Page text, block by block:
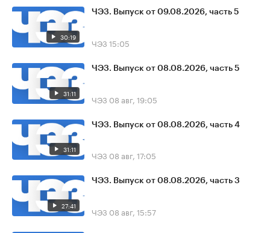
30:19
ЧЭЗ. Выпуск от 09.08.2026, часть 5
ЧЭЗ 15:05
31:11
ЧЭЗ. Выпуск от 08.08.2026, часть 5
ЧЭЗ 08 авг, 19:05
31:11
ЧЭЗ. Выпуск от 08.08.2026, часть 4
ЧЭЗ 08 авг, 17:05
27:41
ЧЭЗ. Выпуск от 08.08.2026, часть 3
ЧЭЗ 08 авг, 15:57